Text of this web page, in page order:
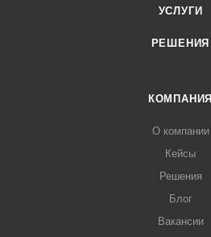
УСЛУГИ
РЕШЕНИЯ
КОМПАНИЯ
О компании
Кейсы
Решения
Блог
Вакансии